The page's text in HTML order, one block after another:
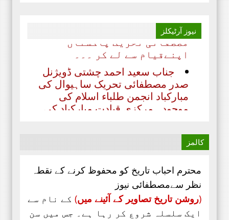
نیوز آرٹیکلز
مصطفائی تحریک پاکستان
اپنےقیام سے لے کر ۔۔۔
جناب سعید احمد چشتی ڈویژنل
صدر مصطفائی تحریک ساہیوال کی
مبارکباد انجمن طلباء اسلام کی
موجودہ مرکزی قیادت مبارکباد کی
مستحق ہے۔ کہ جنہوں نے حیی علی
کالمز
محترم احباب تاریخ کو محفوظ کرنے کے نقطہ
نظر سےمصطفائی نیوز
(روشن تاریخ تصاویر کے آئینے میں) کے نام سے
ایک سلسلہ شروع کر رہا ہے۔ جس میں سن